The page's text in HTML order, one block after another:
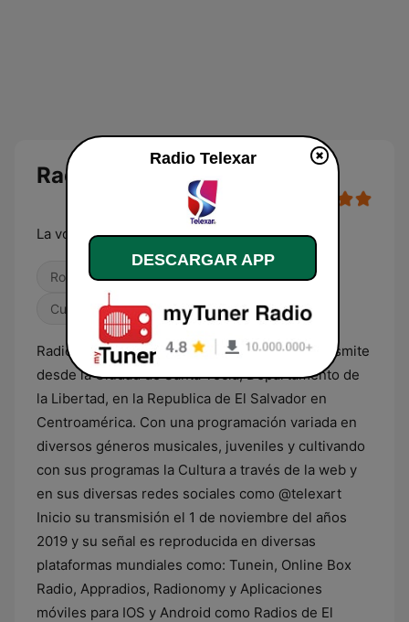
Radio Telexar
La voz de la cultura
Rock clásico Alternativa / Indie
Cultura & Educación
Radio Telexar, Somos Emisora Digital que transmite
desde la Ciudad de Santa Tecla, Departamento de
la Libertad, en la Republica de El Salvador en
Centroamérica. Con una programación variada en
diversos géneros musicales, juveniles y cultivando
con sus programas la Cultura a través de la web y
en sus diversas redes sociales como @telexart
Inicio su transmisión el 1 de noviembre del años
2019 y su señal es reproducida en diversas
plataformas mundiales como: Tunein, Online Box
Radio, Appradios, Radionomy y Aplicaciones
móviles para IOS y Android como Radios de El
Radio Telexar
DESCARGAR APP